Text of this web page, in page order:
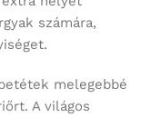
számára,
melegebbé
A világos